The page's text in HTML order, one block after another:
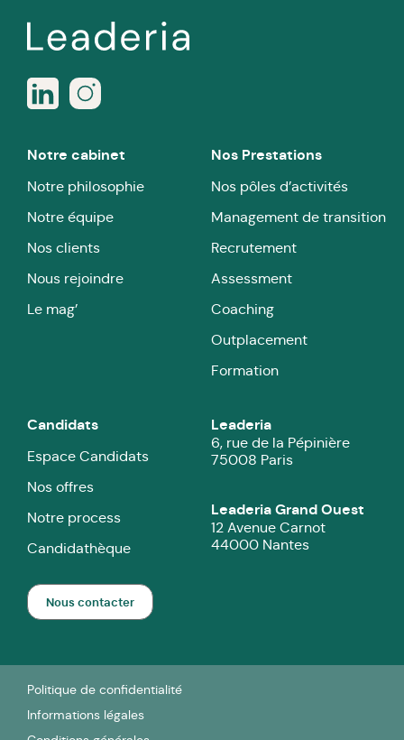
Notre cabinet
Notre philosophie
Notre équipe
Nos clients
Nous rejoindre
Le mag’
Nos Prestations
Nos pôles d’activités
Management de transition
Recrutement
Assessment
Coaching
Outplacement
Formation
Candidats
Espace Candidats
Nos offres
Notre process
Candidathèque
Leaderia
6, rue de la Pépinière
75008 Paris
Leaderia Grand Ouest
12 Avenue Carnot
44000 Nantes
Nous contacter
Politique de confidentialité
Informations légales